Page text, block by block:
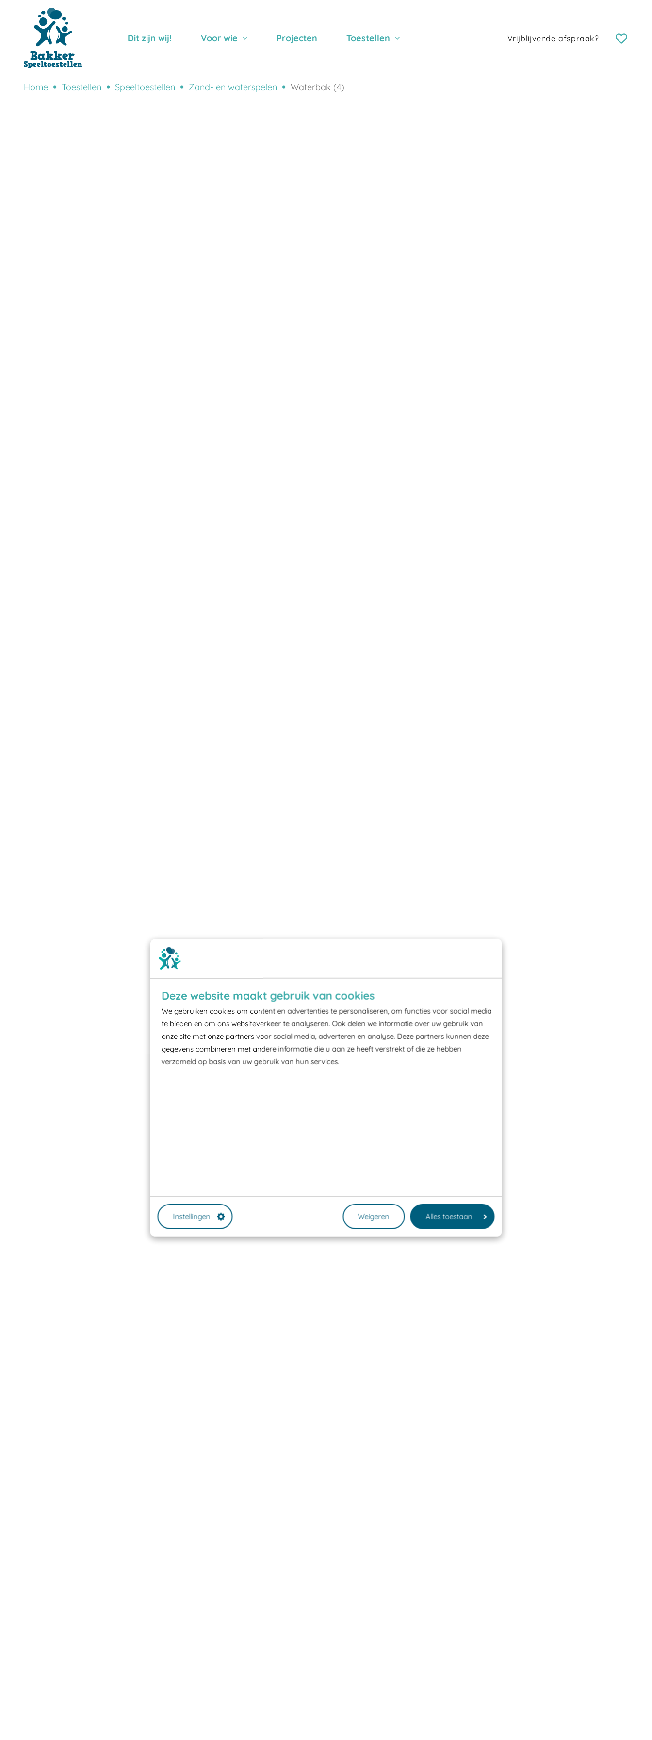
Deze website maakt gebruik van cookies
We gebruiken cookies om content en advertenties te personaliseren, om functies voor social media
te bieden en om ons websiteverkeer te analyseren. Ook delen we informatie over uw gebruik van
onze site met onze partners voor social media, adverteren en analyse. Deze partners kunnen deze
gegevens combineren met andere informatie die u aan ze heeft verstrekt of die ze hebben
verzameld op basis van uw gebruik van hun services.
Instellingen Weigeren Alles toestaan
Dit zijn wij! Voor wie Projecten Toestellen Vrijblijvende afspraak?
Home Toestellen Speeltoestellen Zand- en waterspelen Waterbak (4)